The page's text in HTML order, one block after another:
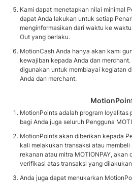
Kami dapat menetapkan nilai minimal
dapat Anda lakukan untuk setiap
menginformasikan dari waktu ke
Out yang berlaku.
MotionCash Anda hanya akan kami
kewajiban kepada Anda dan
digunakan untuk membiayai kegiatan
Anda dan merchant.
MotionPoints adalah program loyalitas
bagi Anda juga seluruh Pengguna
MotionPoints akan diberikan kepada
kali melakukan transaksi atau
rekanan atau mitra MOTIONPAY,
verifikasi atas transaksi yang
Anda juga dapat menukarkan